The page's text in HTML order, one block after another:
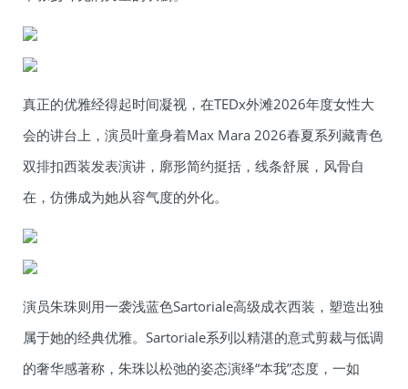
真正的优雅经得起时间凝视，在TEDx外滩2026年度女性大
会的讲台上，演员叶童身着Max Mara 2026春夏系列藏青色
双排扣西装发表演讲，廓形简约挺括，线条舒展，风骨自
在，仿佛成为她从容气度的外化。
演员朱珠则用一袭浅蓝色Sartoriale高级成衣西装，塑造出独
属于她的经典优雅。Sartoriale系列以精湛的意式剪裁与低调
的奢华感著称，朱珠以松弛的姿态演绎“本我”态度，一如